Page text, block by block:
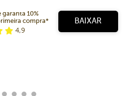
garanta 10%
compra*
4,9
BAIXAR